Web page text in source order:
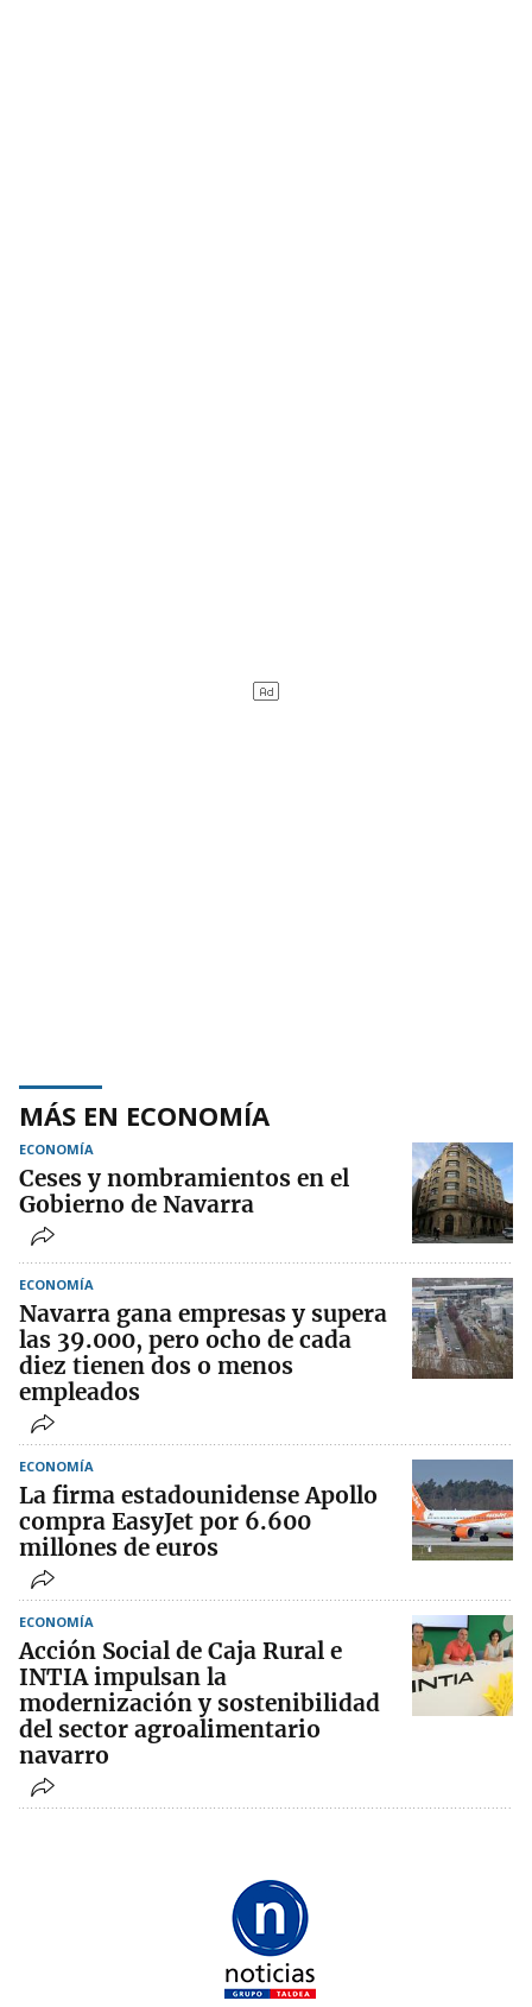
MÁS EN ECONOMÍA
ECONOMÍA
Ceses y nombramientos en el
Gobierno de Navarra
ECONOMÍA
Navarra gana empresas y supera
las 39.000, pero ocho de cada
diez tienen dos o menos
empleados
ECONOMÍA
La firma estadounidense Apollo
compra EasyJet por 6.600
millones de euros
ECONOMÍA
Acción Social de Caja Rural e
INTIA impulsan la
modernización y sostenibilidad
del sector agroalimentario
navarro